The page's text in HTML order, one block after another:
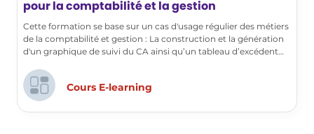
comptables. Nous utiliserons un
fichier Excel pour sélectionner
uniquement les comptes des
Ajout d'une Nouvelle Balance
Nous apprendrons également à
pour la comptabilité et la gestion
Cette formation se base sur un cas d'usage régulier des métiers
de la comptabilité et gestion : La construction et la génération
d'un graphique de suivi du CA ainsi qu’un tableau d’excédent
Cours E-learning